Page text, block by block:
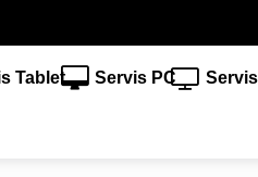
Tablet Servis PC